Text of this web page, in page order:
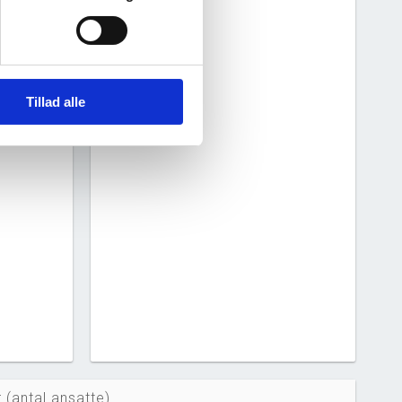
Tillad alle
2026
(antal ansatte)